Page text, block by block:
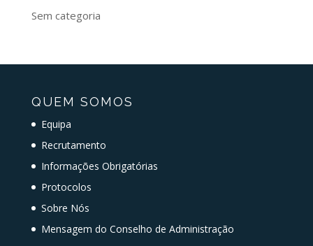
Sem categoria
QUEM SOMOS
Equipa
Recrutamento
Informações Obrigatórias
Protocolos
Sobre Nós
Mensagem do Conselho de Administração